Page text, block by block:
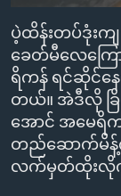
Auto
ပဲ့ထိန်းတပ်ဒုံးက
ခေတ်မီလေကြ
ရိကန် ရင်ဆိုင်နေ
တယ်။ အဲဒီလို ခ
အောင် အမေရိ
တည်ဆောက်မိန့်
လက်မှတ်ထိုးလို